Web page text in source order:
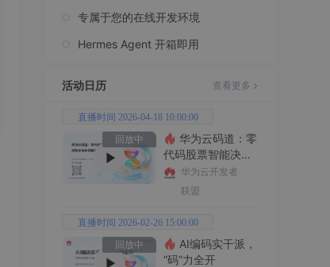
专属于您的在线开发环境
Hermes Agent 开箱即用
活动日历 查看更多
直播时间 2026-04-18 10:00:00
回放中
代码股票智能决策
平台全功能实战
华为云开发者
联盟
直播时间 2026-02-26 15:00:00
回放中
“码”力全开